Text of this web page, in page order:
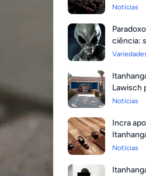
Notícias
ciência:
vasto,
Lawisch
cívico-
Notícias
Incra
14 entre
Notícias